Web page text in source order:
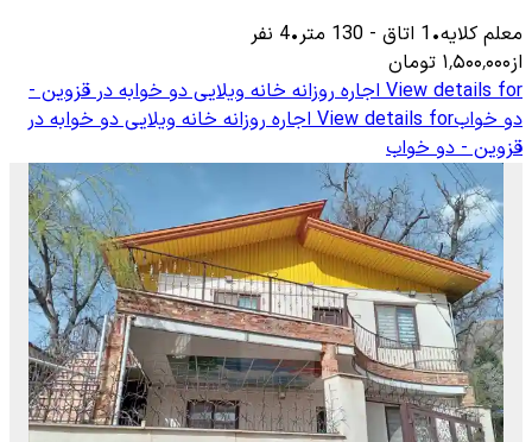
معلم كلایه•
1 اتاق -
130 متر•
4 نفر
از۱٬۵۰۰٬۰۰۰ تومان
View details for اجاره روزانه خانه ویلایی دو خوابه در قزوین -
دو خوابView details for اجاره روزانه خانه ویلایی دو خوابه در
قزوین - دو خواب